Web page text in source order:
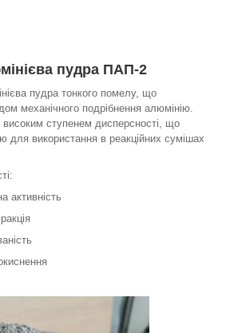
пудра ПАП-2
пудра тонкого помелу, що
механічного подрібнення алюмінію.
високим ступенем дисперсності, що
для використання в реакційних сумішах
активність